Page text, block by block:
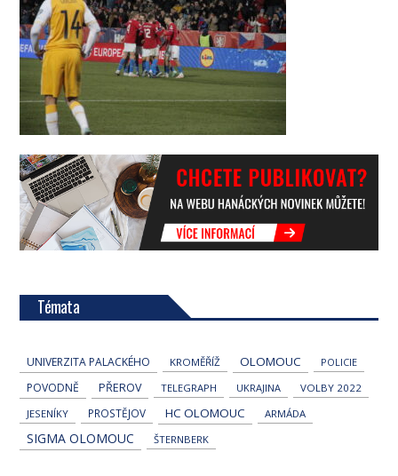
Témata
UNIVERZITA PALACKÉHO KROMĚŘÍŽ OLOMOUC POLICIE
POVODNĚ PŘEROV TELEGRAPH UKRAJINA
VOLBY 2022
JESENÍKY
PROSTĚJOV HC OLOMOUC ARMÁDA
SIGMA OLOMOUC ŠTERNBERK